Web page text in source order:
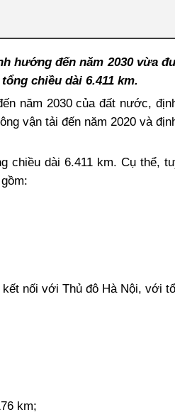
hướng đến năm 2030 vừa
chiều dài 6.411 km.
năm 2030 của đất nước,
vận tải đến năm 2020 và
chiều dài 6.411 km. Cụ thể,
nối với Thủ đô Hà Nội, với
km;